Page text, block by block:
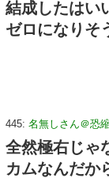
結成したはい
ゼロになりそ
445: 名無しさん＠恐
全然極右じゃ
カムなんだか